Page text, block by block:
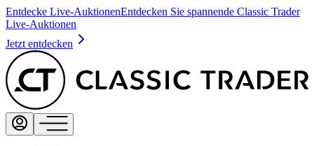
Entdecke Live-AuktionenEntdecken Sie spannende Classic Trader
Live-Auktionen
Jetzt entdecken